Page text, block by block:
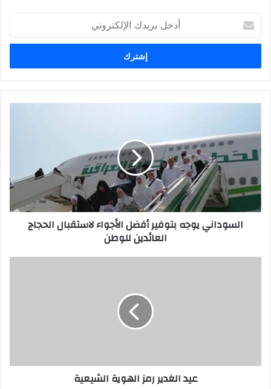
بريدك
الإلكتروني
بتوفير
الأجواء
الحجاج
العائدين
للوطن
السوداني يوجه بتوفير أفضل الأجواء لاستقبال الحجاج
العائدين للوطن
عيد الغدير رمز الهوية الشيعية